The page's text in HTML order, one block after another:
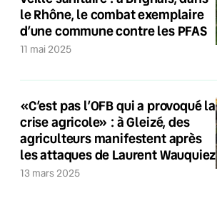
le Rhône, le combat exemplaire
d’une commune contre les PFAS
11 mai 2025
«C’est pas l’OFB qui a provoqué la
crise agricole» : à Gleizé, des
agriculteurs manifestent après
les attaques de Laurent Wauquiez
13 mars 2025